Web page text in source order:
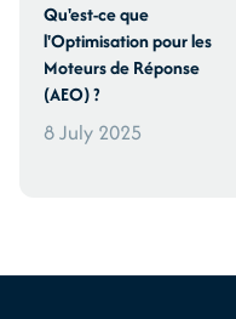
Qu'est-ce que
l'Optimisation pour les
Moteurs de Réponse
(AEO) ?
8 July 2025